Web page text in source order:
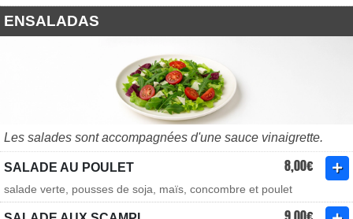
ENSALADAS
Les salades sont accompagnées d'une sauce vinaigrette.
SALADE AU POULET 8,00€
salade verte, pousses de soja, maïs, concombre et poulet